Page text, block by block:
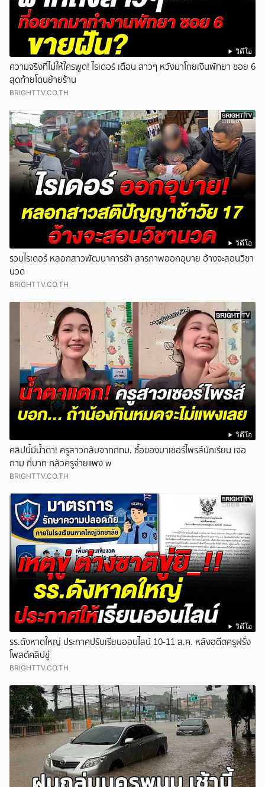
วิดีโอ
ความจริงที่ไม่ให้ใครพูด! ไรเดอร์ เตือน สาวๆ หวังมาโกยเงินพัทยา ซอย 6
สุดท้ายโดนย้ายร้าน
BRIGHTTV.CO.TH
วิดีโอ
รวบไรเดอร์ หลอกสาวพัฒนาการช้า สารภาพออกอุบาย อ้างจะสอนวิชา
นวด
BRIGHTTV.CO.TH
วิดีโอ
คลิปนี้มีน้ำตา! ครูสาวกลับจากกทม. ซื้อของมาเซอร์ไพรส์นักเรียน เจอ
ถาม กี่บาท กลัวครูจ่ายแพง w
BRIGHTTV.CO.TH
วิดีโอ
รร.ดังหาดใหญ่ ประกาศปรับเรียนออนไลน์ 10-11 ส.ค. หลังอดีตครูฝรั่ง
โพสต์คลิปขู่
BRIGHTTV.CO.TH